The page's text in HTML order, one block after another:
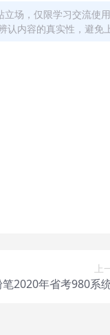
场，仅限学习交流使
内容的真实性，避免
上
笔2020年省考980系